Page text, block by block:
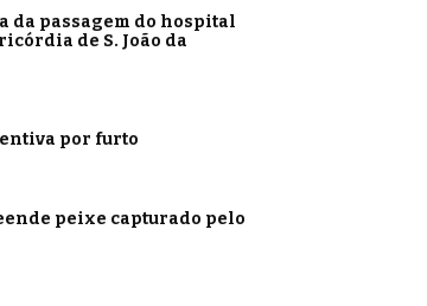
da passagem do hospital
de S. João da
por furto
peixe capturado pelo